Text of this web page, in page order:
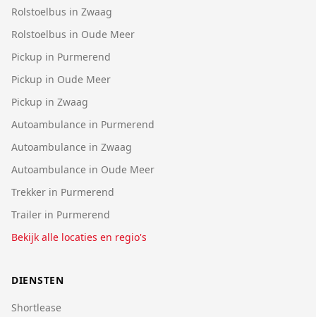
Rolstoelbus in Zwaag
Rolstoelbus in Oude Meer
Pickup in Purmerend
Pickup in Oude Meer
Pickup in Zwaag
Autoambulance in Purmerend
Autoambulance in Zwaag
Autoambulance in Oude Meer
Trekker in Purmerend
Trailer in Purmerend
Bekijk alle locaties en regio's
DIENSTEN
Shortlease